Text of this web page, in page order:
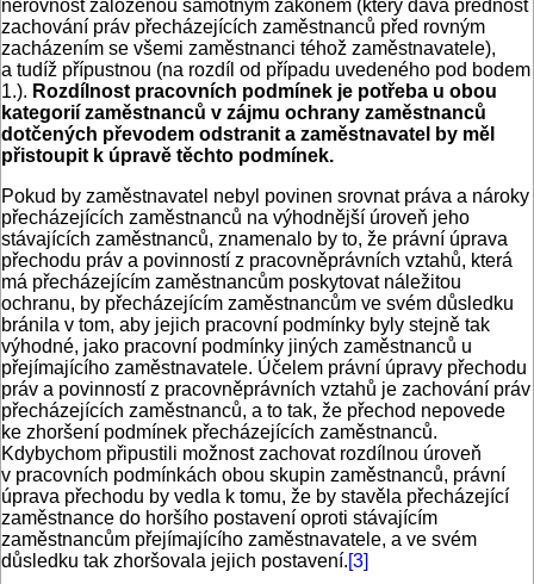
nerovnost založenou samotným zákonem (který dává přednost
zachování práv přecházejících zaměstnanců před rovným
zacházením se všemi zaměstnanci téhož zaměstnavatele),
a tudíž přípustnou (na rozdíl od případu uvedeného pod bodem
1.). Rozdílnost pracovních podmínek je potřeba u obou
kategorií zaměstnanců v zájmu ochrany zaměstnanců
dotčených převodem odstranit a zaměstnavatel by měl
přistoupit k úpravě těchto podmínek.
Pokud by zaměstnavatel nebyl povinen srovnat práva a nároky
přecházejících zaměstnanců na výhodnější úroveň jeho
stávajících zaměstnanců, znamenalo by to, že právní úprava
přechodu práv a povinností z pracovněprávních vztahů, která
má přecházejícím zaměstnancům poskytovat náležitou
ochranu, by přecházejícím zaměstnancům ve svém důsledku
bránila v tom, aby jejich pracovní podmínky byly stejně tak
výhodné, jako pracovní podmínky jiných zaměstnanců u
přejímajícího zaměstnavatele. Účelem právní úpravy přechodu
práv a povinností z pracovněprávních vztahů je zachování práv
přecházejících zaměstnanců, a to tak, že přechod nepovede
ke zhoršení podmínek přecházejících zaměstnanců.
Kdybychom připustili možnost zachovat rozdílnou úroveň
v pracovních podmínkách obou skupin zaměstnanců, právní
úprava přechodu by vedla k tomu, že by stavěla přecházející
zaměstnance do horšího postavení oproti stávajícím
zaměstnancům přejímajícího zaměstnavatele, a ve svém
důsledku tak zhoršovala jejich postavení.[3]